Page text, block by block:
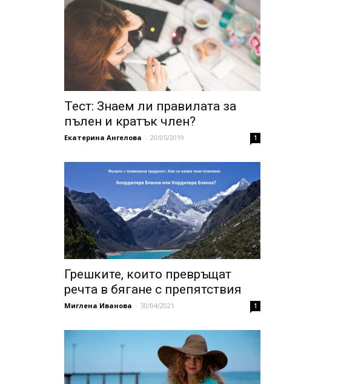
Тест: Знаем ли правилата за
пълен и кратък член?
Екатерина Ангелова - 20/05/2019 1
Грешките, които превръщат
речта в бягане с препятствия
Миглена Иванова - 30/04/2021 1